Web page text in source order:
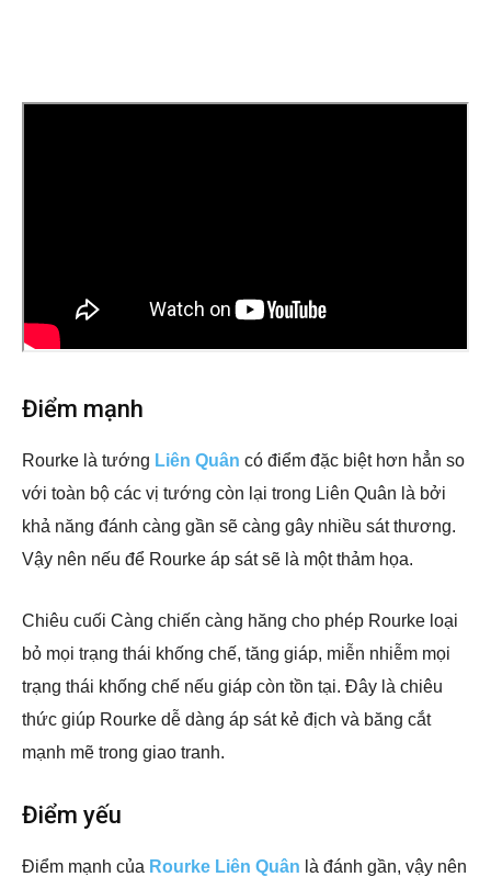
Điểm mạnh
Rourke là tướng Liên Quân có điểm đặc biệt hơn hẳn so
với toàn bộ các vị tướng còn lại trong Liên Quân là bởi
khả năng đánh càng gần sẽ càng gây nhiều sát thương.
Vậy nên nếu để Rourke áp sát sẽ là một thảm họa.
Chiêu cuối Càng chiến càng hăng cho phép Rourke loại
bỏ mọi trạng thái khống chế, tăng giáp, miễn nhiễm mọi
trạng thái khống chế nếu giáp còn tồn tại. Đây là chiêu
thức giúp Rourke dễ dàng áp sát kẻ địch và băng cắt
mạnh mẽ trong giao tranh.
Điểm yếu
Điểm mạnh của Rourke Liên Quân là đánh gần, vậy nên